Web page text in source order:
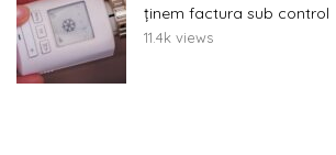
ținem factura sub control
11.4k views